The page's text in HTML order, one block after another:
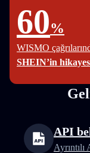
60%
WISMO
SHEIN’in
API